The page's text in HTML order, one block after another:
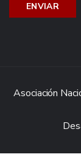
Asociación